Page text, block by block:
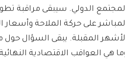
الدولي. سيبقى مراقبة
على حركة الملاحة
المقبلة. يبقى السؤال
هي العواقب الاقتصادية